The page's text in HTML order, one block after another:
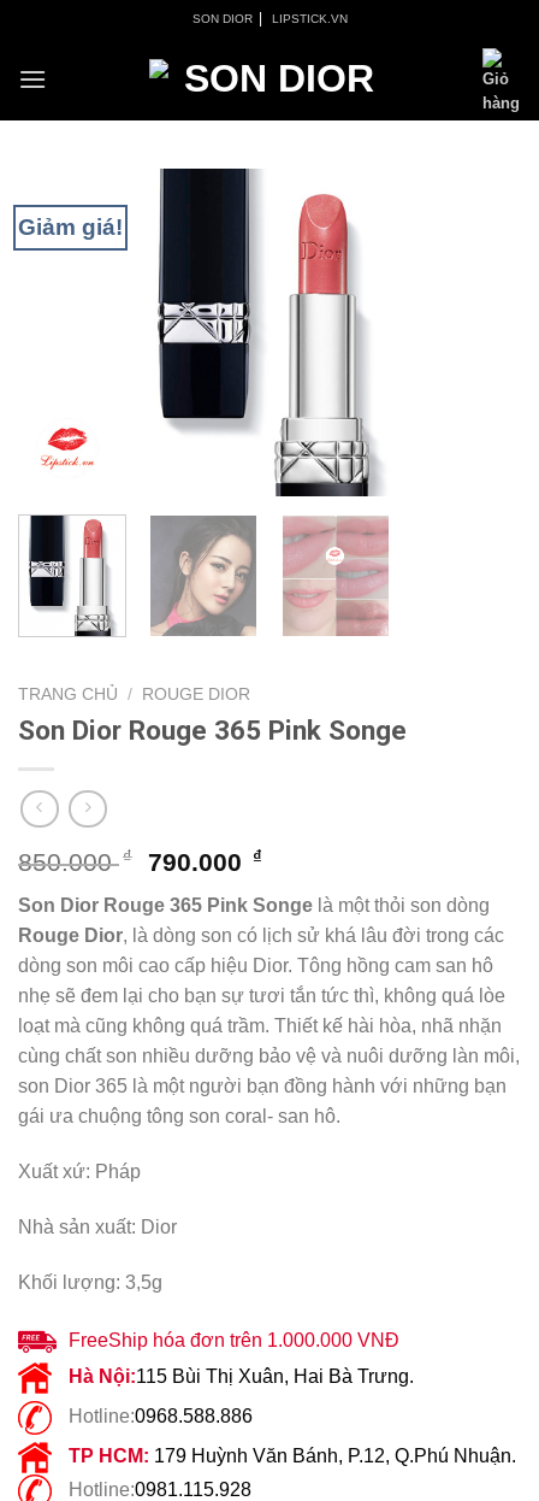
content
SON DIOR | LIPSTICK.VN
Giảm giá!
TRANG CHỦ / ROUGE DIOR
Son Dior Rouge 365 Pink Songe
850.000₫
Giá
gốc
là:
850.000 ₫.
790.000 ₫
hiện
tại
là:
790.000 ₫.
Son Dior Rouge 365 Pink Songe là một thỏi son dòng
Rouge Dior, là dòng son có lịch sử khá lâu đời trong các
dòng son môi cao cấp hiệu Dior. Tông hồng cam san hô
nhẹ sẽ đem lại cho bạn sự tươi tắn tức thì, không quá lòe
loạt mà cũng không quá trầm. Thiết kế hài hòa, nhã nhặn
cùng chất son nhiều dưỡng bảo vệ và nuôi dưỡng làn môi,
son Dior 365 là một người bạn đồng hành với những bạn
gái ưa chuộng tông son coral- san hô.
Xuất xứ: Pháp
Nhà sản xuất: Dior
Khối lượng: 3,5g
FreeShip hóa đơn trên 1.000.000 VNĐ
Hà Nội:115 Bùi Thị Xuân, Hai Bà Trưng.
Hotline:0968.588.886
TP HCM: 179 Huỳnh Văn Bánh, P.12, Q.Phú Nhuận.
Hotline:0981.115.928